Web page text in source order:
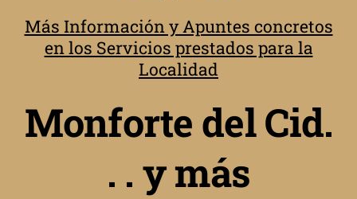
Más Información y Apuntes concretos
en los Servicios prestados para la
Localidad
Monforte del Cid.
. . y más